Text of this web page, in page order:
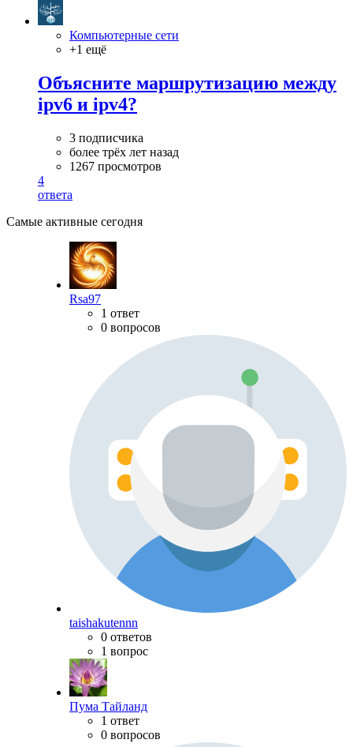
Компьютерные сети
+1 ещё
Объясните маршрутизацию между
ipv6 и ipv4?
3 подписчика
более трёх лет назад
1267 просмотров
4
ответа
Самые активные сегодня
Rsa97
1 ответ
0 вопросов
taishakutennn
0 ответов
1 вопрос
Пума Тайланд
1 ответ
0 вопросов